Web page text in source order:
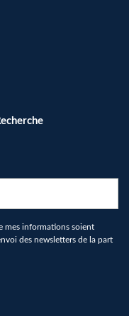
mes informations soient
des newsletters de la part